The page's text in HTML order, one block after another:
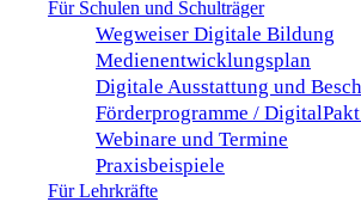
Für Schulen und Schulträger
Wegweiser Digitale Bildung
Medienentwicklungsplan
Digitale Ausstattung und
Förderprogramme /
Webinare und Termine
Praxisbeispiele
Für Lehrkräfte